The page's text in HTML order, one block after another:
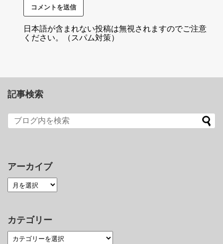
日本語が含まれない投稿は無視されますのでご注意
ください。（スパム対策）
記事検索
アーカイブ
カテゴリー